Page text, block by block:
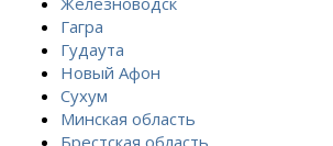
Гагра
Гудаута
Новый Афон
Сухум
Минская область
Брестская область